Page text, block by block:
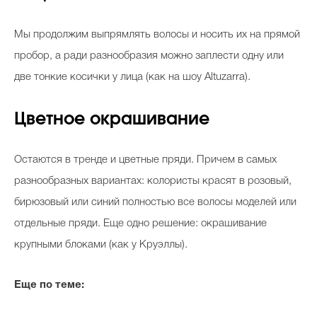
Мы продолжим выпрямлять волосы и носить их на прямой
пробор, а ради разнообразия можно заплести одну или
две тонкие косички у лица (как на шоу Altuzarra).
Цветное окрашивание
Остаются в тренде и цветные пряди. Причем в самых
разнообразных вариантах: колористы красят в розовый,
бирюзовый или синий полностью все волосы моделей или
отдельные пряди. Еще одно решение: окрашивание
крупными блоками (как у Круэллы).
Еще по теме: